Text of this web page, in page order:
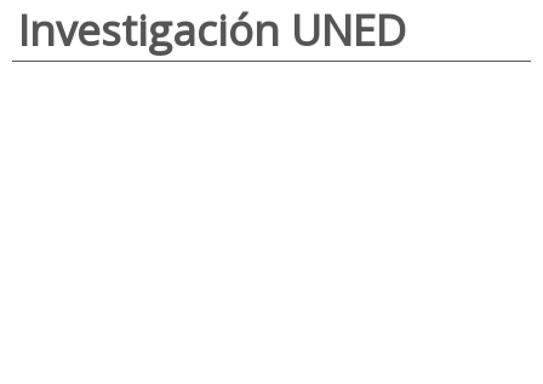
Investigación UNED